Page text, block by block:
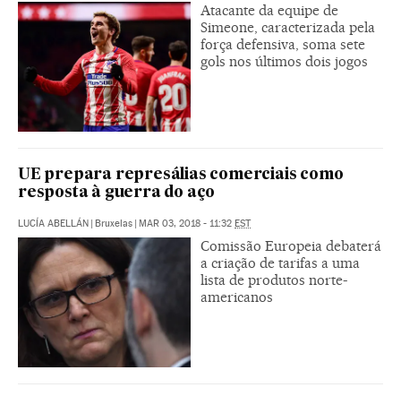
Atacante da equipe de
Simeone, caracterizada pela
força defensiva, soma sete
gols nos últimos dois jogos
UE prepara represálias comerciais como
resposta à guerra do aço
LUCÍA ABELLÁN | Bruxelas | MAR 03, 2018 - 11:32 EST
Comissão Europeia debaterá
a criação de tarifas a uma
lista de produtos norte-
americanos